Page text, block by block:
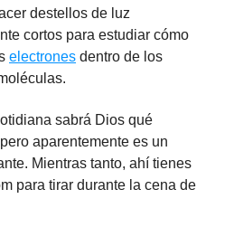
destellos de luz
cortos para estudiar cómo
electrones dentro de los
sabrá Dios qué
aparentemente es un
Mientras tanto, ahí tienes
para tirar durante la cena de